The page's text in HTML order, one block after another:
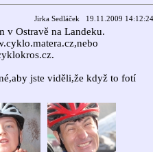
Jirka Sedláček 19.11.2009 14:12:24
v Ostravě na Landeku.
jste viděli,že když to fotí